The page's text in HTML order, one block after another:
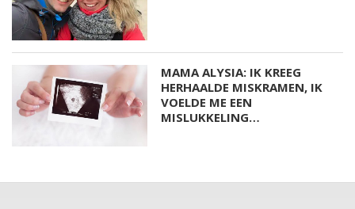
MAMA ALYSIA: IK KREEG
HERHAALDE MISKRAMEN, IK
VOELDE ME EEN
MISLUKKELING…